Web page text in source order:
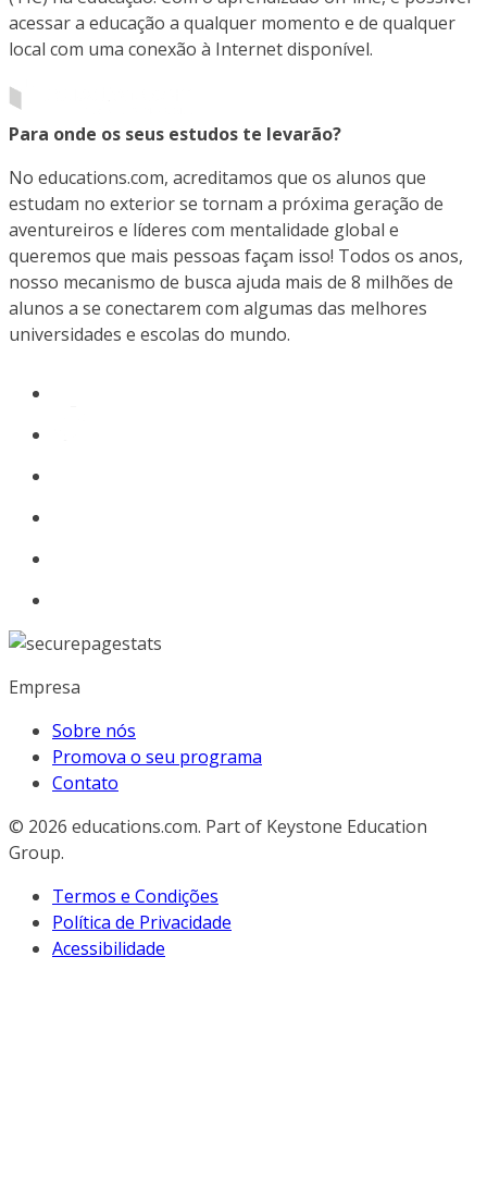
acessar a educação a qualquer momento e de qualquer
local com uma conexão à Internet disponível.
Para onde os seus estudos te levarão?
No educations.com, acreditamos que os alunos que
estudam no exterior se tornam a próxima geração de
aventureiros e líderes com mentalidade global e
queremos que mais pessoas façam isso! Todos os anos,
nosso mecanismo de busca ajuda mais de 8 milhões de
alunos a se conectarem com algumas das melhores
universidades e escolas do mundo.
Empresa
Sobre nós
Promova o seu programa
Contato
© 2026 educations.com. Part of Keystone Education
Group.
Termos e Condições
Política de Privacidade
Acessibilidade